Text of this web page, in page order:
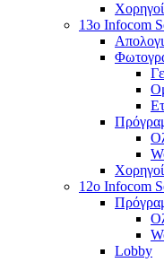
Χορηγοί
13o Infocom
Χορηγοί
12o Infocom
Lobby